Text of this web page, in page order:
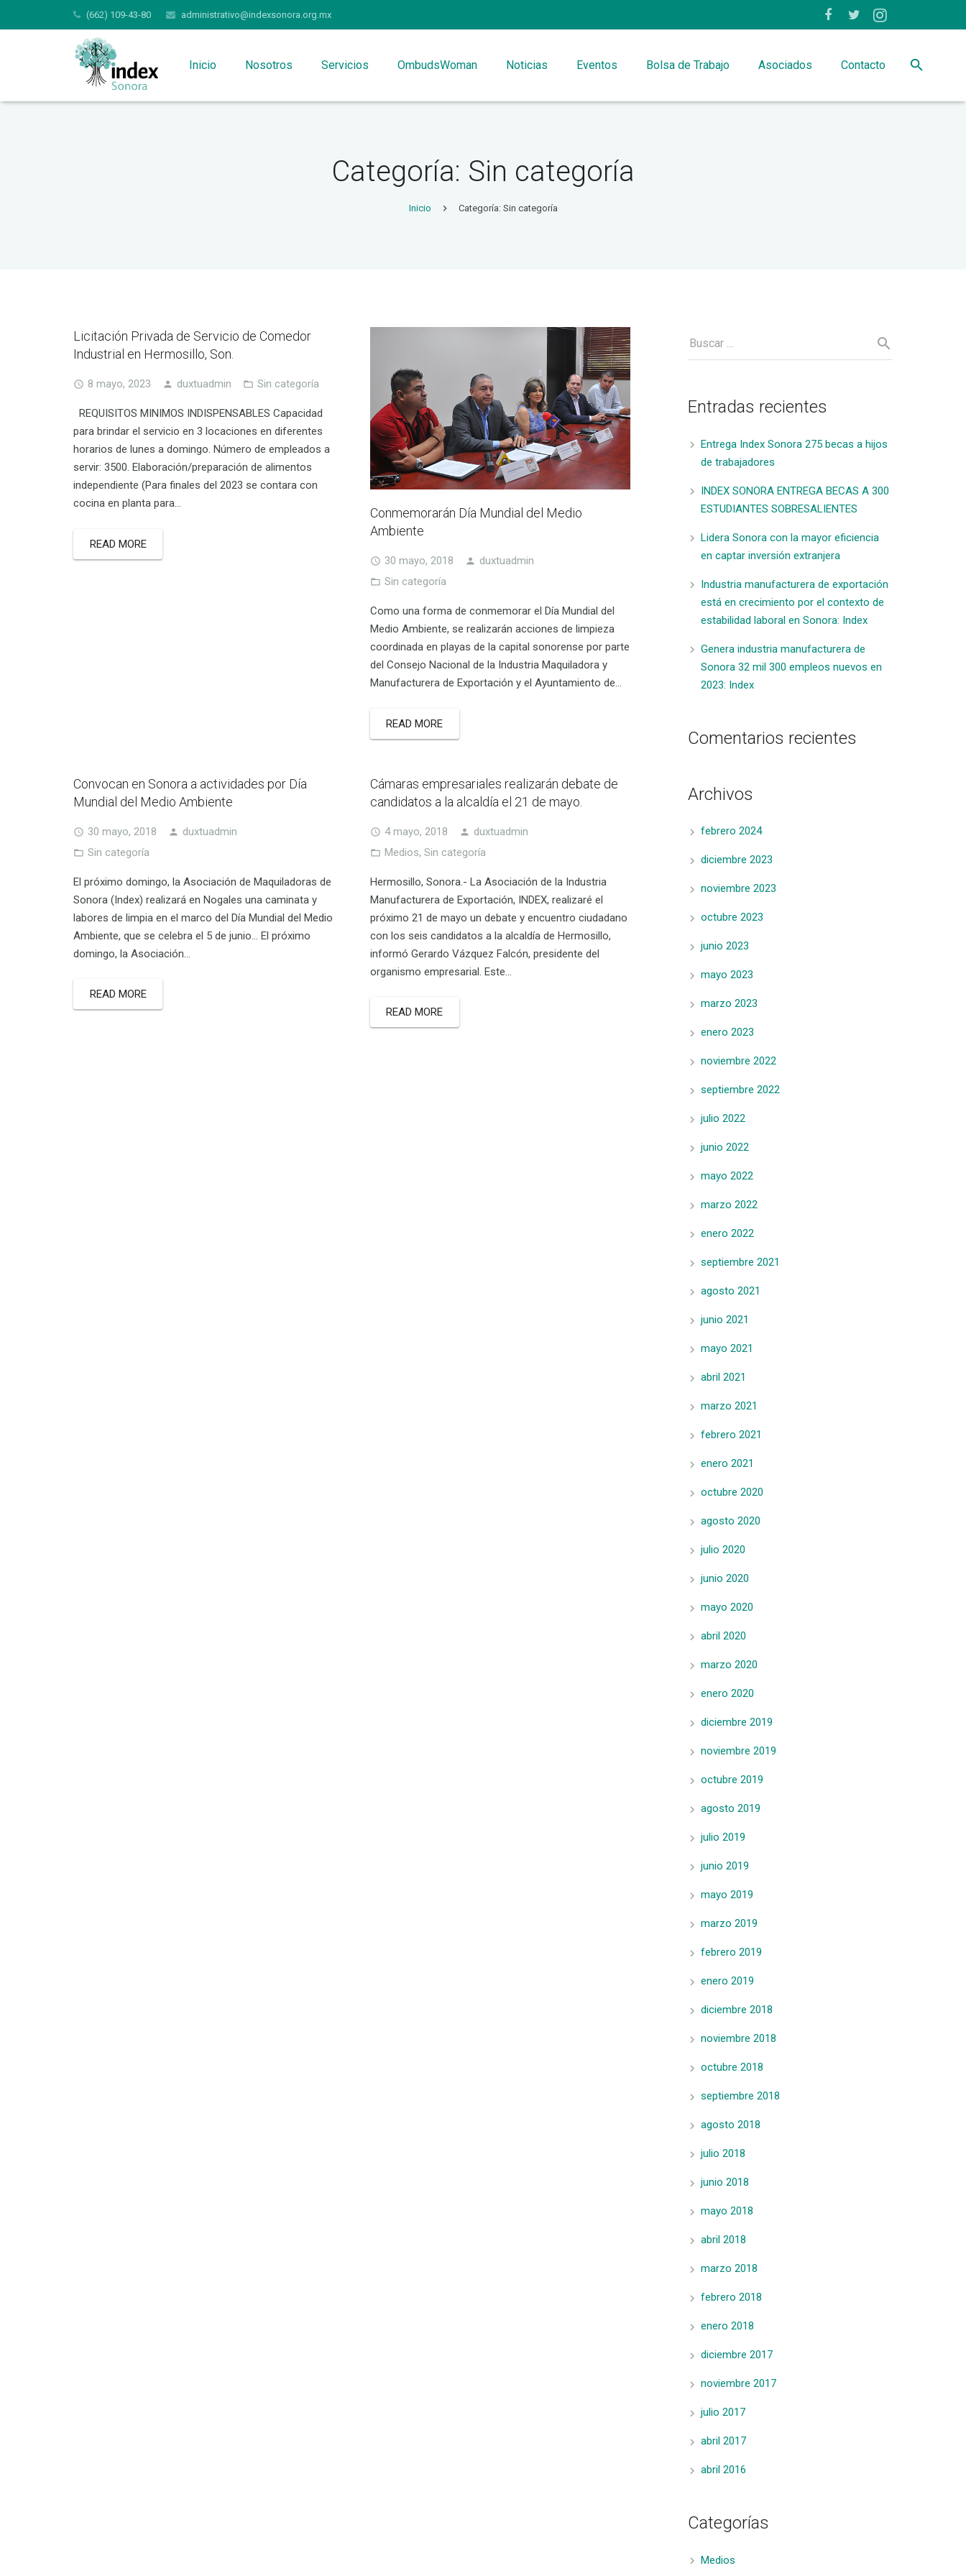
(662) 109-43-80 administrativo@indexsonora.org.mx
Inicio Nosotros Servicios OmbudsWoman Noticias Eventos Bolsa de Trabajo Asociados Contacto
Categoría: Sin categoría
Inicio Categoría: Sin categoría
Licitación Privada de Servicio de Comedor
Industrial en Hermosillo, Son.
8 mayo, 2023 duxtuadmin Sin categoría
REQUISITOS MINIMOS INDISPENSABLES Capacidad
para brindar el servicio en 3 locaciones en diferentes
horarios de lunes a domingo. Número de empleados a
servir: 3500. Elaboración/preparación de alimentos
independiente (Para finales del 2023 se contara con
cocina en planta para…
READ MORE
Conmemorarán Día Mundial del Medio
Ambiente
30 mayo, 2018
duxtuadmin
Sin categoría
Como una forma de conmemorar el Día Mundial del
Medio Ambiente, se realizarán acciones de limpieza
coordinada en playas de la capital sonorense por parte
del Consejo Nacional de la Industria Maquiladora y
Manufacturera de Exportación y el Ayuntamiento de…
READ MORE
Convocan en Sonora a actividades por Día
Mundial del Medio Ambiente
30 mayo, 2018
duxtuadmin
Sin categoría
El próximo domingo, la Asociación de Maquiladoras de
Sonora (Index) realizará en Nogales una caminata y
labores de limpia en el marco del Día Mundial del Medio
Ambiente, que se celebra el 5 de junio… El próximo
domingo, la Asociación…
READ MORE
Cámaras empresariales realizarán debate de
candidatos a la alcaldía el 21 de mayo.
4 mayo, 2018
duxtuadmin
Medios, Sin categoría
Hermosillo, Sonora.- La Asociación de la Industria
Manufacturera de Exportación, INDEX, realizaré el
próximo 21 de mayo un debate y encuentro ciudadano
con los seis candidatos a la alcaldía de Hermosillo,
informó Gerardo Vázquez Falcón, presidente del
organismo empresarial. Este…
READ MORE
Entradas recientes
Entrega Index Sonora 275 becas a hijos
de trabajadores
INDEX SONORA ENTREGA BECAS A 300
ESTUDIANTES SOBRESALIENTES
Lidera Sonora con la mayor eficiencia
en captar inversión extranjera
Industria manufacturera de exportación
está en crecimiento por el contexto de
estabilidad laboral en Sonora: Index
Genera industria manufacturera de
Sonora 32 mil 300 empleos nuevos en
2023: Index
Comentarios recientes
Archivos
febrero 2024
diciembre 2023
noviembre 2023
octubre 2023
junio 2023
mayo 2023
marzo 2023
enero 2023
noviembre 2022
septiembre 2022
julio 2022
junio 2022
mayo 2022
marzo 2022
enero 2022
septiembre 2021
agosto 2021
junio 2021
mayo 2021
abril 2021
marzo 2021
febrero 2021
enero 2021
octubre 2020
agosto 2020
julio 2020
junio 2020
mayo 2020
abril 2020
marzo 2020
enero 2020
diciembre 2019
noviembre 2019
octubre 2019
agosto 2019
julio 2019
junio 2019
mayo 2019
marzo 2019
febrero 2019
enero 2019
diciembre 2018
noviembre 2018
octubre 2018
septiembre 2018
agosto 2018
julio 2018
junio 2018
mayo 2018
abril 2018
marzo 2018
febrero 2018
enero 2018
diciembre 2017
noviembre 2017
julio 2017
abril 2017
abril 2016
Categorías
Medios